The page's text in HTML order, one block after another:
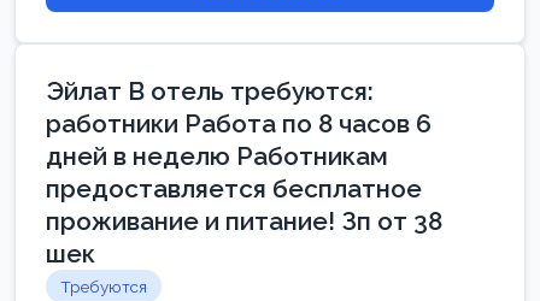
Эйлат В отель требуются:
работники Работа по 8 часов 6
дней в неделю Работникам
предоставляется бесплатное
проживание и питание! Зп от 38
шек
Требуются